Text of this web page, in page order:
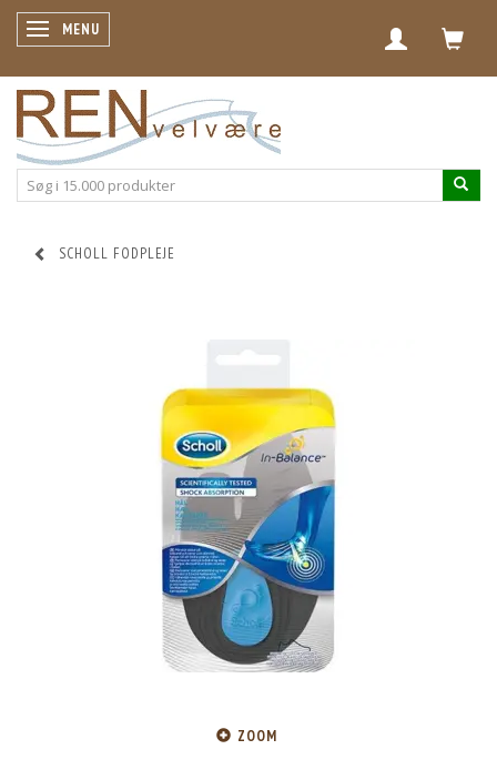
SKIFTE NAVIGATION
MENU
SCHOLL FODPLEJE
ZOOM